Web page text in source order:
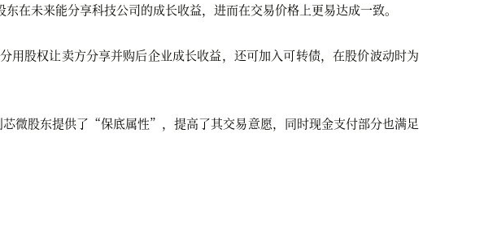
在未来能分享科技公司的成长收益，进而在交易价格上更易达成一致。
股权让卖方分享并购后企业成长收益，还可加入可转债，在股价波动时为
微股东提供了“保底属性”，提高了其交易意愿，同时现金支付部分也满足